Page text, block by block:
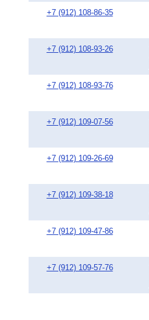
+7 (912) 108-86-35
+7 (912) 108-93-26
+7 (912) 108-93-76
+7 (912) 109-07-56
+7 (912) 109-26-69
+7 (912) 109-38-18
+7 (912) 109-47-86
+7 (912) 109-57-76